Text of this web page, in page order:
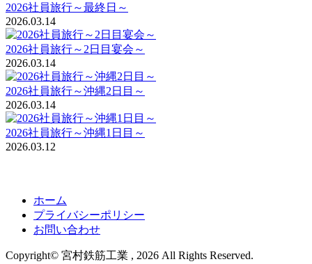
2026社員旅行～最終日～
2026.03.14
2026社員旅行～2日目宴会～
2026.03.14
2026社員旅行～沖縄2日目～
2026.03.14
2026社員旅行～沖縄1日目～
2026.03.12
ホーム
プライバシーポリシー
お問い合わせ
Copyright© 宮村鉄筋工業 , 2026 All Rights Reserved.